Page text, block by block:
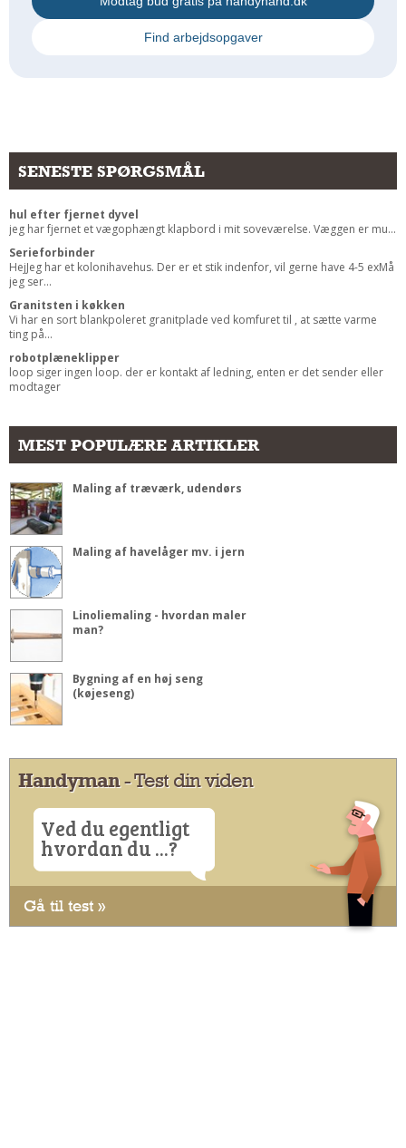
Rengøring Af Overflader
Find arbejdsopgaver
SENESTE SPØRGSMÅL
hul efter fjernet dyvel
jeg har fjernet et vægophængt klapbord i mit soveværelse. Væggen er mu...
Serieforbinder
HejJeg har et kolonihavehus. Der er et stik indenfor, vil gerne have 4-5 exMå
jeg ser...
Granitsten i køkken
Vi har en sort blankpoleret granitplade ved komfuret til , at sætte varme
ting på...
robotplæneklipper
loop siger ingen loop. der er kontakt af ledning, enten er det sender eller
modtager
MEST POPULÆRE ARTIKLER
Maling af træværk, udendørs
Maling af havelåger mv. i jern
Linoliemaling - hvordan maler
man?
Bygning af en høj seng
(køjeseng)
Handyman- Test din viden
Ved du egentligt
hvordan du ...?
Gå til test »